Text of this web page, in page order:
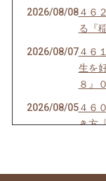
2026/08/08４６
る『
2026/08/07４６
生を
８』
2026/08/05４６
き方